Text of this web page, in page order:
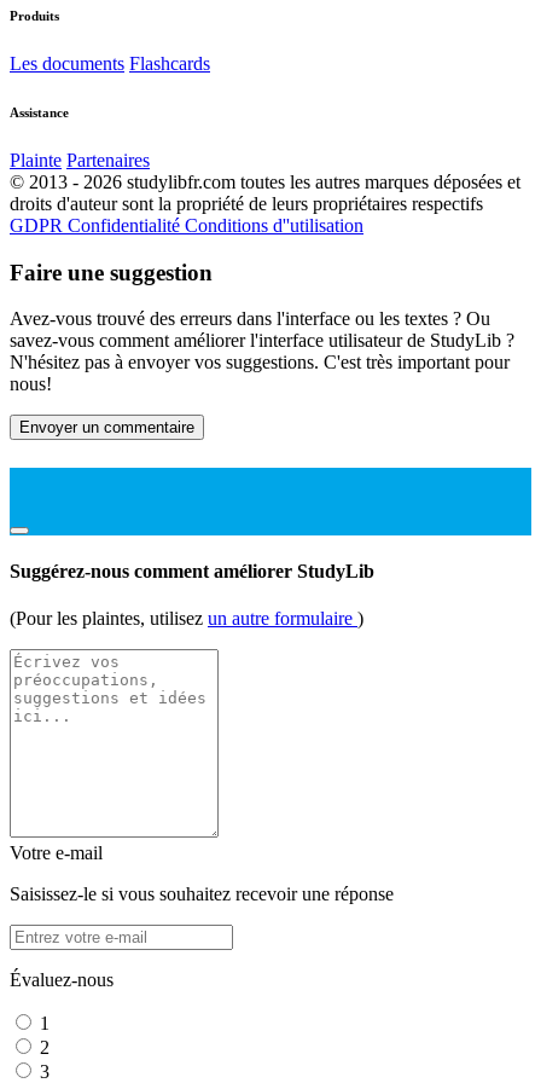
Produits
Les documents Flashcards
Assistance
Plainte Partenaires
© 2013 - 2026 studylibfr.com toutes les autres marques déposées et
droits d'auteur sont la propriété de leurs propriétaires respectifs
GDPR Confidentialité Conditions d''utilisation
Faire une suggestion
Avez-vous trouvé des erreurs dans l'interface ou les textes ? Ou
savez-vous comment améliorer l'interface utilisateur de StudyLib ?
N'hésitez pas à envoyer vos suggestions. C'est très important pour
nous!
Envoyer un commentaire
Suggérez-nous comment améliorer StudyLib
(Pour les plaintes, utilisez un autre formulaire )
Votre e-mail
Saisissez-le si vous souhaitez recevoir une réponse
Évaluez-nous
1
2
3